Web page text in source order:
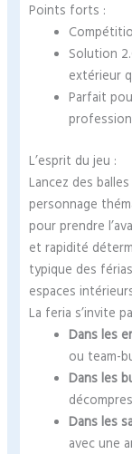
Points forts :
Solution
extérieur
Parfait
L’esprit du jeu :
Lancez des
personnage
pour prendre
et rapidité
typique des
espaces
La feria s’invite
Dans les
ou team-
Dans les
Dans les
avec une